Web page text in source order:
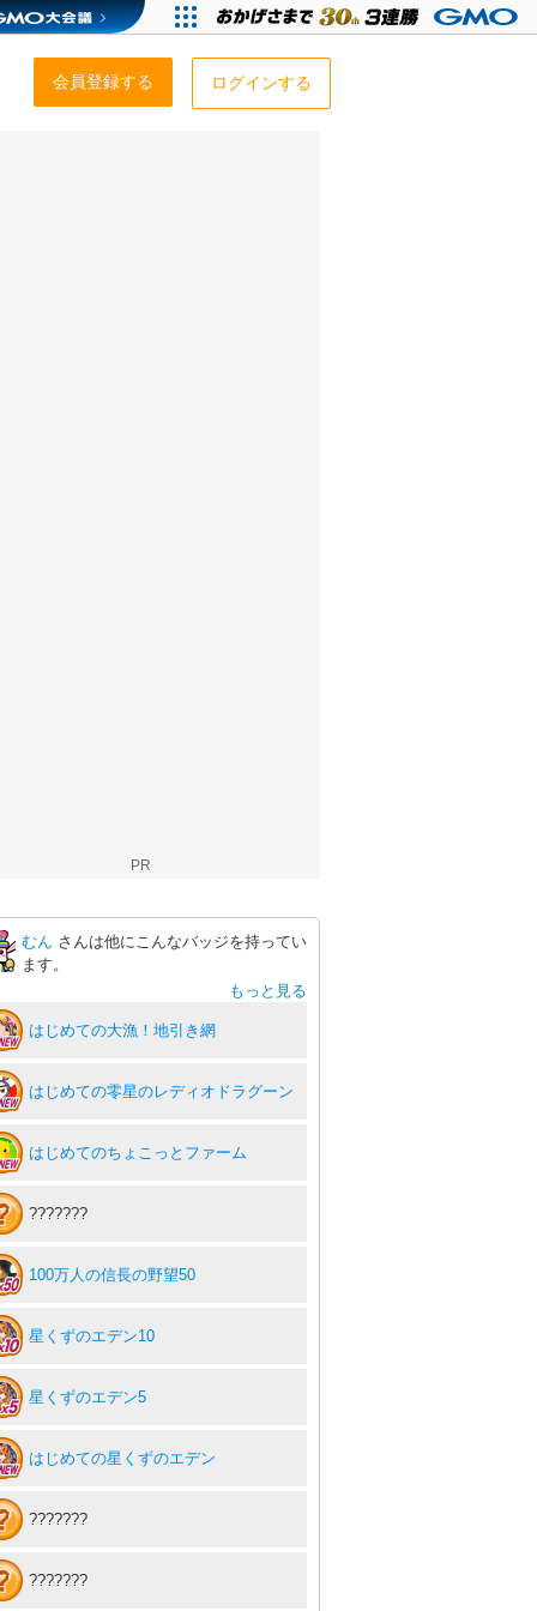
会員登録する ログインする
PR
むん さんは他にこんなバッジを持ってい
ます。
もっと見る
はじめての大漁！地引き網
はじめての零星のレディオドラグーン
はじめてのちょこっとファーム
???????
100万人の信長の野望50
星くずのエデン10
星くずのエデン5
はじめての星くずのエデン
???????
???????